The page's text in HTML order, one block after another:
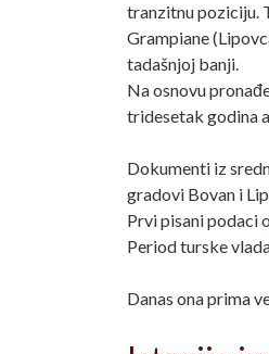
tranzitnu poziciju.
Grampiane
tadašnjoj banji.
Na osnovu
tridesetak godina
Dokumenti iz
gradovi Bovan i
Prvi pisani podaci o
Period turske
Danas ona prima